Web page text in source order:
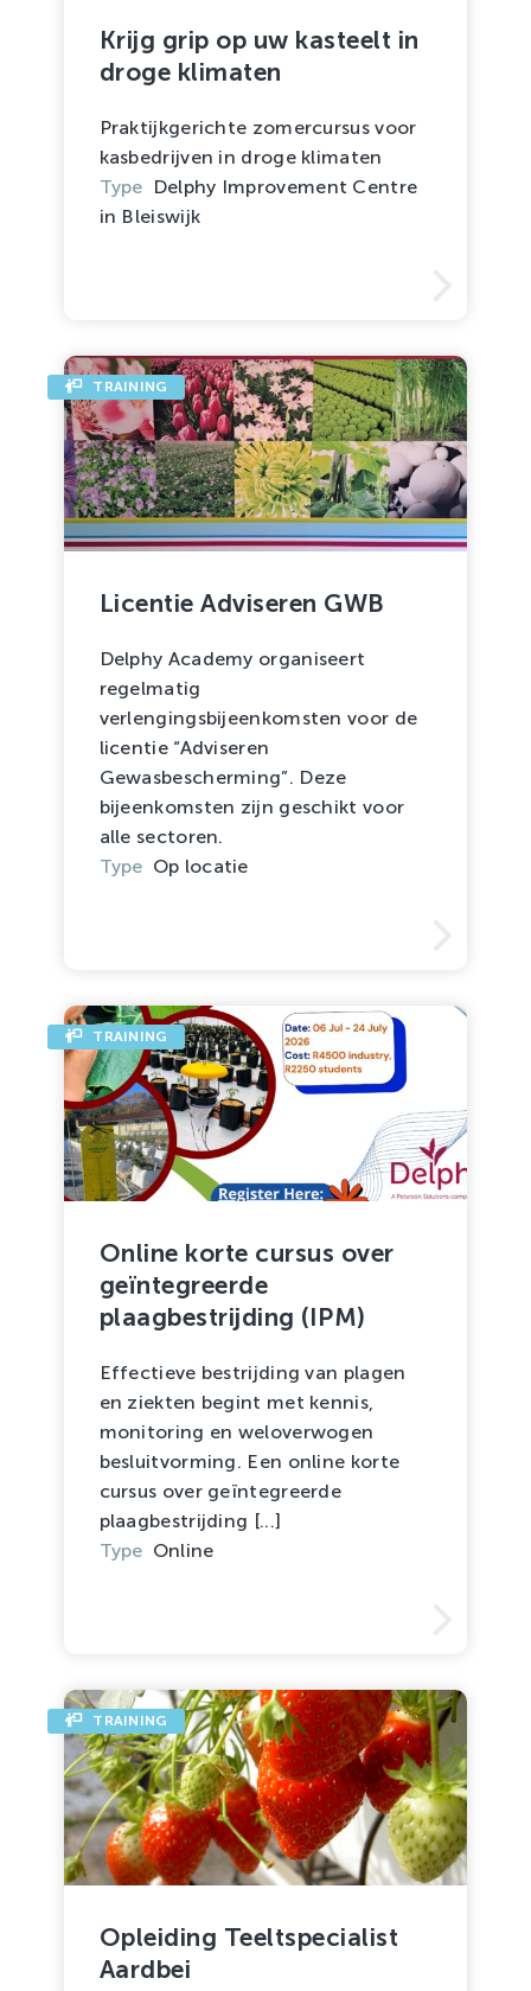
Krijg grip op uw kasteelt in
droge klimaten
Praktijkgerichte zomercursus voor
kasbedrijven in droge klimaten
Type Delphy Improvement Centre
in Bleiswijk
Licentie Adviseren GWB
Delphy Academy organiseert
regelmatig
verlengingsbijeenkomsten voor de
licentie “Adviseren
Gewasbescherming”. Deze
bijeenkomsten zijn geschikt voor
alle sectoren.
Type Op locatie
TRAINING
Online korte cursus over
geïntegreerde
plaagbestrijding (IPM)
Effectieve bestrijding van plagen
en ziekten begint met kennis,
monitoring en weloverwogen
besluitvorming. Een online korte
cursus over geïntegreerde
plaagbestrijding [...]
Type Online
TRAINING
Opleiding Teeltspecialist
Aardbei
TRAINING